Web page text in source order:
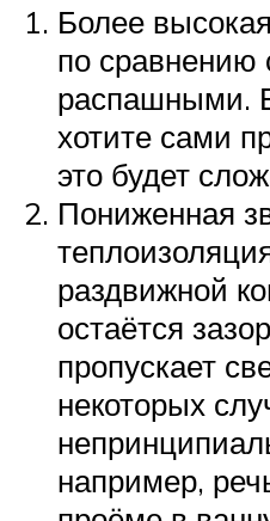
Более
по
распашными.
хотите сами
это будет
Пониженная
раздвижной
остаётся
пропускает
некоторых
например,